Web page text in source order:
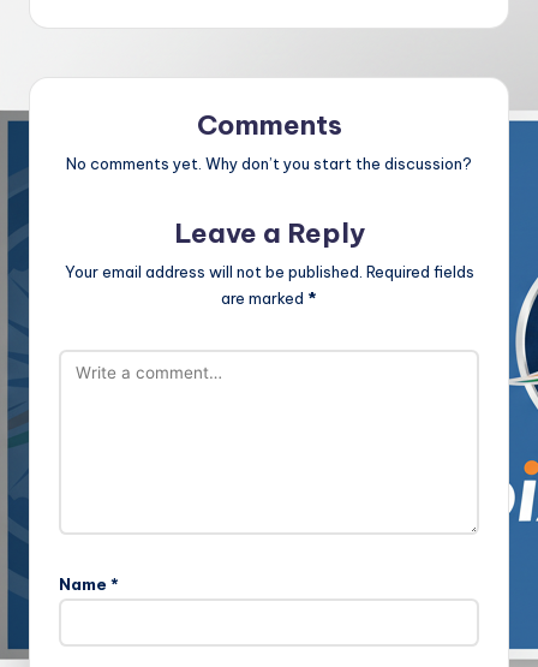
Comments
No comments yet. Why don’t you start the discussion?
Leave a Reply
Your email address will not be published. Required fields
are marked *
Name *